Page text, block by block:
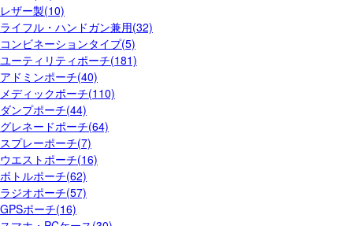
レザー製(10)
ライフル・ハンドガン兼用(32)
コンビネーションタイプ(5)
ユーティリティポーチ(181)
アドミンポーチ(40)
メディックポーチ(110)
ダンプポーチ(44)
グレネードポーチ(64)
スプレーポーチ(7)
ウエストポーチ(16)
ボトルポーチ(62)
ラジオポーチ(57)
GPSポーチ(16)